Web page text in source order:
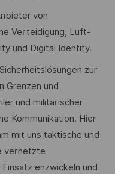
von
Verteidigung, Luft-
und Digital Identity.
zur
Grenzen und
und militärischer
Kommunikation. Hier
mit uns taktische und
vernetzte
enzwickeln und